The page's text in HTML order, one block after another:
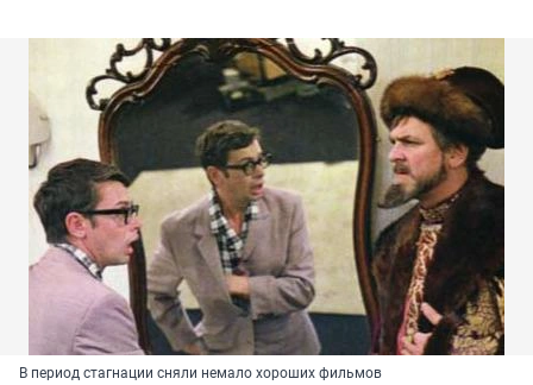
В период стагнации сняли немало хороших фильмов